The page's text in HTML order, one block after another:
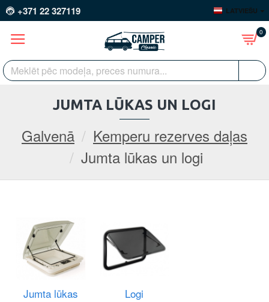
+371 22 327119 LATVIEŠU
0
Galvenā
Kemperu rezerves daļas
Jumta lūkas un logi
JUMTA LŪKAS UN LOGI
Jumta lūkas Logi